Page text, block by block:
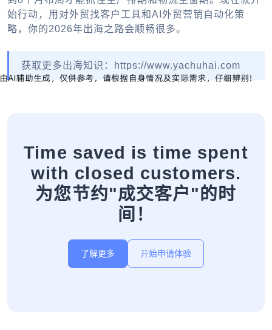
始行动，用对外贸找客户工具和AI外贸营销自动化策
略，你的2026年出海之路会顺畅很多。
获取更多出海知识：https://www.yachuhai.com
Time saved is time spent
with closed customers.
为您节约"成交客户"的时
间！
了解更多 开始申请体验